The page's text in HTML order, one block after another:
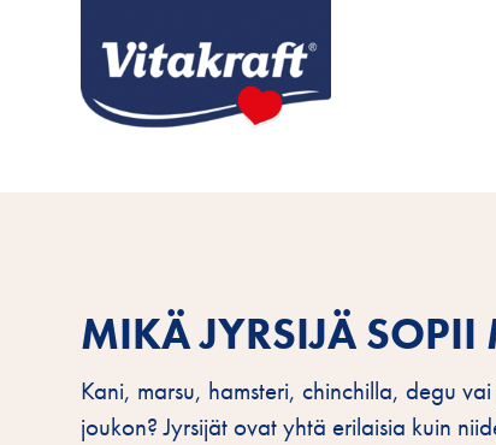
MIKÄ JYRSIJÄ
Kani, marsu, hamsteri, chinchilla, degu
joukon? Jyrsijät ovat yhtä erilaisia kuin